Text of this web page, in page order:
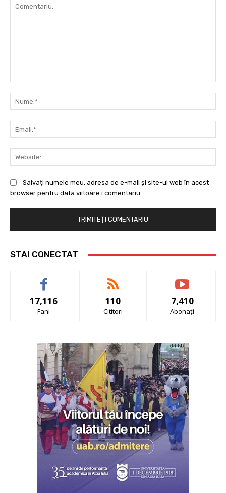
Salvați numele meu, adresa de e-mail și site-ul web în acest
browser pentru data viitoare i comentariu.
STAI CONECTAT
17,116
Fani
110
Cititori
7,410
Abonați